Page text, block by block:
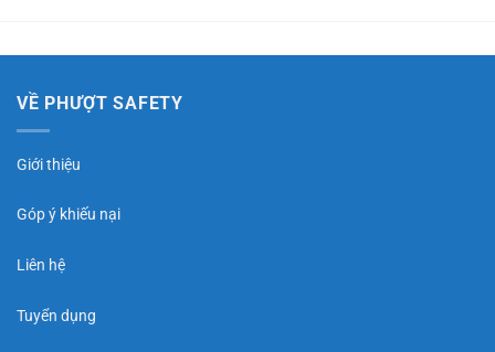
VỀ PHƯỢT SAFETY
Giới thiệu
Góp ý khiếu nại
Liên hệ
Tuyển dụng